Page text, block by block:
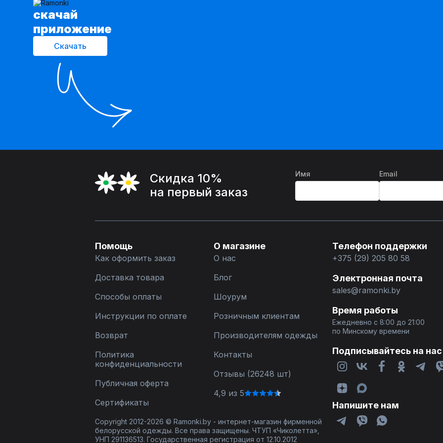
cкачай
приложение
Скачать
Скидка 10%
на первый заказ
Имя Email
Помощь
Как оформить заказ
Доставка товара
Способы оплаты
Инструкции по оплате
Возврат
Политика
конфиденциальности
Публичная оферта
Сертификаты
О магазине
О нас
Блог
Шоурум
Розничным клиентам
Производителям одежды
Контакты
Отзывы (26248 шт)
4,9 из 5
Телефон поддержки
+375 (29) 205 80 58
Электронная почта
sales@ramonki.by
Время работы
Ежедневно с 8:00 до 21:00
по Минскому времени
Подписывайтесь на нас
Напишите нам
Copyright 2012-2026 © Ramonki.by - интернет-магазин фирменной
белорусской одежды. Все права защищены. ЧТУП «Чиколетта»,
УНП 291136513. Государственная регистрация от 12.10.2012